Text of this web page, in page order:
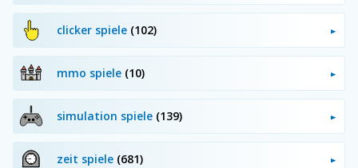
clicker spiele (102)
mmo spiele (10)
simulation spiele (139)
zeit spiele (681)